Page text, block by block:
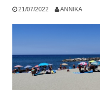
21/07/2022 ANNIKA